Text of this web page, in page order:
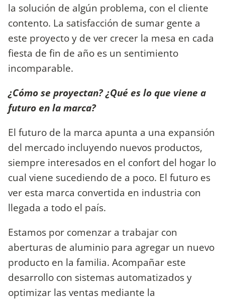
la solución de algún problema, con el cliente
contento. La satisfacción de sumar gente a
este proyecto y de ver crecer la mesa en cada
fiesta de fin de año es un sentimiento
incomparable.
¿Cómo se proyectan? ¿Qué es lo que viene a
futuro en la marca?
El futuro de la marca apunta a una expansión
del mercado incluyendo nuevos productos,
siempre interesados en el confort del hogar lo
cual viene sucediendo de a poco. El futuro es
ver esta marca convertida en industria con
llegada a todo el país.
Estamos por comenzar a trabajar con
aberturas de aluminio para agregar un nuevo
producto en la familia. Acompañar este
desarrollo con sistemas automatizados y
optimizar las ventas mediante la